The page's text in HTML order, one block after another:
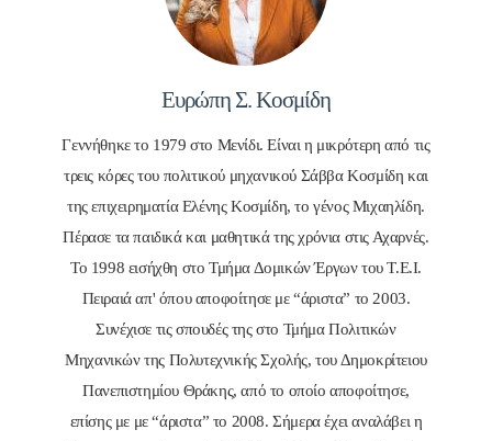
Ευρώπη Σ. Κοσμίδη
Γεννήθηκε το 1979 στο Μενίδι. Είναι η μικρότερη από τις
τρεις κόρες του πολιτικού μηχανικού Σάββα Κοσμίδη και
της επιχειρηματία Ελένης Κοσμίδη, το γένος Μιχαηλίδη.
Πέρασε τα παιδικά και μαθητικά της χρόνια στις Αχαρνές.
Το 1998 εισήχθη στο Τμήμα Δομικών Έργων του Τ.Ε.Ι.
Πειραιά απ' όπου αποφοίτησε με “άριστα” το 2003.
Συνέχισε τις σπουδές της στο Τμήμα Πολιτικών
Μηχανικών της Πολυτεχνικής Σχολής, του Δημοκρίτειου
Πανεπιστημίου Θράκης, από το οποίο αποφοίτησε,
επίσης με με “άριστα” το 2008. Σήμερα έχει αναλάβει η